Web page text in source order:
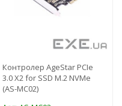
Контролер AgeStar PCIe
3.0 X2 for SSD M.2 NVMe
(AS-MC02)